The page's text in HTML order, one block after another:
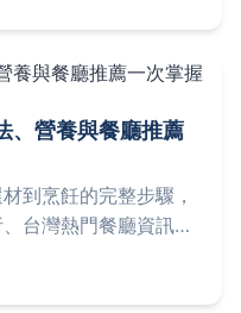
、營養與餐廳推薦
到烹飪的完整步驟，
台灣熱門餐廳資訊及
自煮鮮美蛤蠣湯，還